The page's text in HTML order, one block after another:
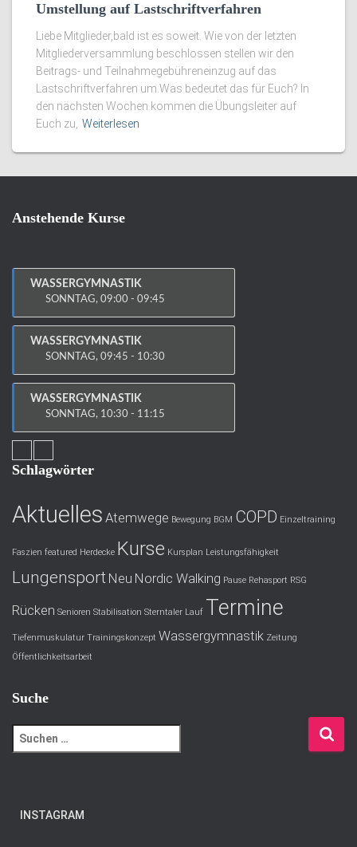
Umstellung auf Lastschriftverfahren
Liebe Mitglieder,bald ist es soweit. Wie von der letzten
Mitgliederversammlung beschlossen stellen wir den
Beitrags- und Teilnahmegebühreneinzug auf das
Lastschriftverfahren um.Was bedeutet das für Euch? In
den nächsten Wochen kommen die Übungsleiter auf
Euch zu, Weiterlesen
Anstehende Kurse
WASSERGYMNASTIK
SONNTAG, 09:00 - 09:45
WASSERGYMNASTIK
SONNTAG, 09:45 - 10:30
WASSERGYMNASTIK
SONNTAG, 10:30 - 11:15
Schlagwörter
Aktuelles Atemwege Bewegung BGM COPD Einzeltraining
Faszien featured Herdecke Kurse Kursplan Leistungsfähigkeit
Lungensport Neu Nordic Walking Pause Rehasport RSG
Rücken Senioren Stabilisation Sterntaler Lauf Termine
Tiefenmuskulatur Trainingskonzept Wassergymnastik Zeitung
Öffentlichkeitsarbeit
Suche
u
INSTAGRAM